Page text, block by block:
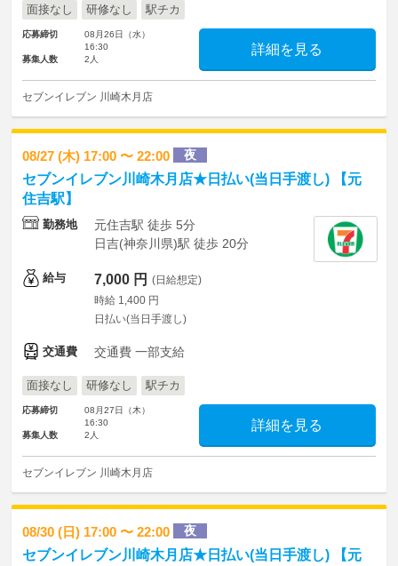
面接なし 研修なし 駅チカ
応募締切
08月26日（水）
16:30
募集人数
2人
詳細を見る
セブンイレブン 川崎木月店
08/27 (木) 17:00 〜 22:00 夜
セブンイレブン川崎木月店★日払い(当日手渡し) 【元
住吉駅】
勤務地
元住吉駅 徒歩 5分
日吉(神奈川県)駅 徒歩 20分
給与 7,000 円 (日給想定)
時給 1,400 円
日払い(当日手渡し)
交通費 交通費 一部支給
面接なし 研修なし 駅チカ
応募締切
08月27日（木）
16:30
募集人数
2人
詳細を見る
セブンイレブン 川崎木月店
08/30 (日) 17:00 〜 22:00 夜
セブンイレブン川崎木月店★日払い(当日手渡し) 【元